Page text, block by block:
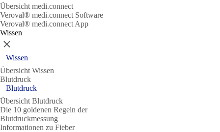
Übersicht medi.connect
Veroval® medi.connect Software
Veroval® medi.connect App
Wissen
Schließen
Wissen
Übersicht Wissen
Blutdruck
Blutdruck
Übersicht Blutdruck
Die 10 goldenen Regeln der
Blutdruckmessung
Informationen zu Fieber